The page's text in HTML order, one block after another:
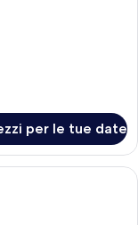
per le tue date